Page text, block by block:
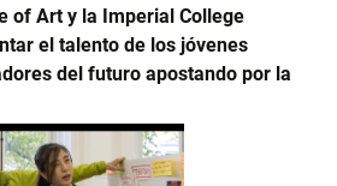
of Art y la Imperial College
el talento de los jóvenes
del futuro apostando por la